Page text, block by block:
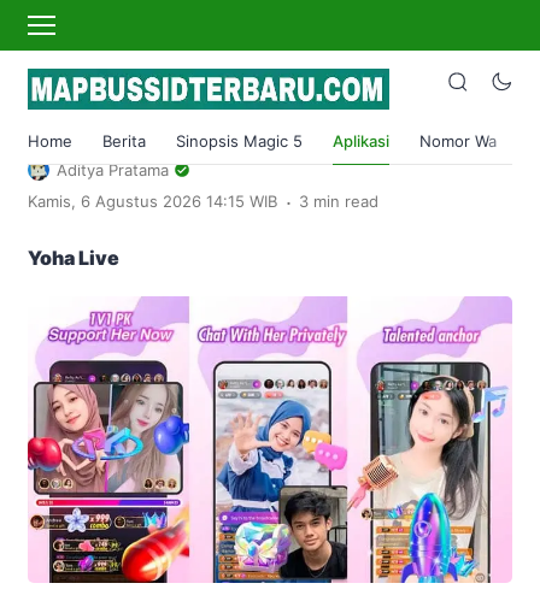
Home Berita Sinopsis Magic 5 Aplikasi Nomor Wa
Home›Aplikasi
APK Live Bar Bar Mod No Lock Room
Gratis Terbaru 2024
Aditya Pratama
Kamis, 6 Agustus 2026 14:15 WIB . 3 min read
Yoha Live